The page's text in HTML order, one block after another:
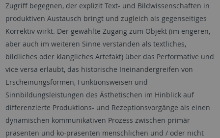
Zugriff begegnen, der explizit Text- und Bildwissenschaften in
produktiven Austausch bringt und zugleich als gegenseitiges
Korrektiv wirkt. Der gewählte Zugang zum Objekt (im engeren,
aber auch im weiteren Sinne verstanden als textliches,
bildliches oder klangliches Artefakt) über das Performative und
vice versa erlaubt, das historische Ineinandergreifen von
Erscheinungsformen, Funktionsweisen und
Sinnbildungsleistungen des Ästhetischen im Hinblick auf
differenzierte Produktions- und Rezeptionsvorgänge als einen
dynamischen kommunikativen Prozess zwischen primär
präsenten und ko-präsenten menschlichen und / oder nicht